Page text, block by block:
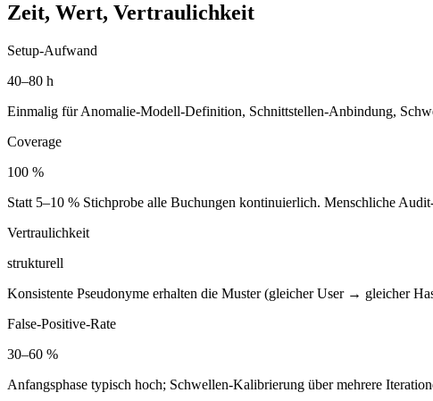
Zeit, Wert, Vertraulichkeit
Setup-Aufwand
40–80 h
Einmalig für Anomalie-Modell-Definition, Schnittstellen-Anbindung,
Coverage
100 %
Statt 5–10 % Stichprobe alle Buchungen kontinuierlich. Menschliche
Vertraulichkeit
strukturell
Konsistente Pseudonyme erhalten die Muster (gleicher User → gleicher
False-Positive-Rate
30–60 %
Anfangsphase typisch hoch; Schwellen-Kalibrierung über mehrere